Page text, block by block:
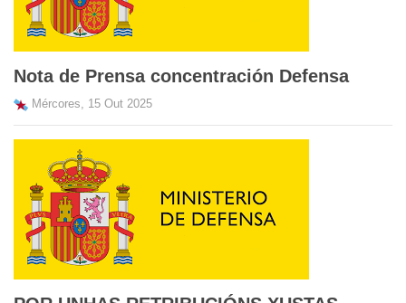
Nota de Prensa concentración Defensa
Mércores, 15 Out 2025